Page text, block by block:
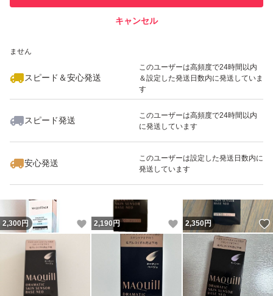
ません
スピード＆安心発送
このユーザーは高頻度で24時間以内
＆設定した発送日数内に発送していま
す
スピード発送
このユーザーは高頻度で24時間以内
に発送しています
安心発送
このユーザーは設定した発送日数内に
発送しています
キャンセル
いいね！
2,190
2,300円 いいね！
2,190 円 いいね！
2,350円